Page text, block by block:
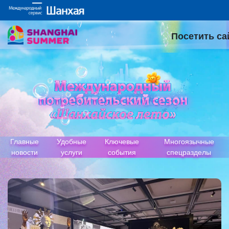
Посетить
Главные
новости
Удобные
услуги
Ключевые
события
Многоязычные
спецразделы